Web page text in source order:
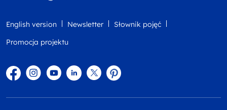
English version Newsletter
Słownik pojęć
Promocja projektu
FacebookInstagram
YouTubeLinkedintwitterPinterest